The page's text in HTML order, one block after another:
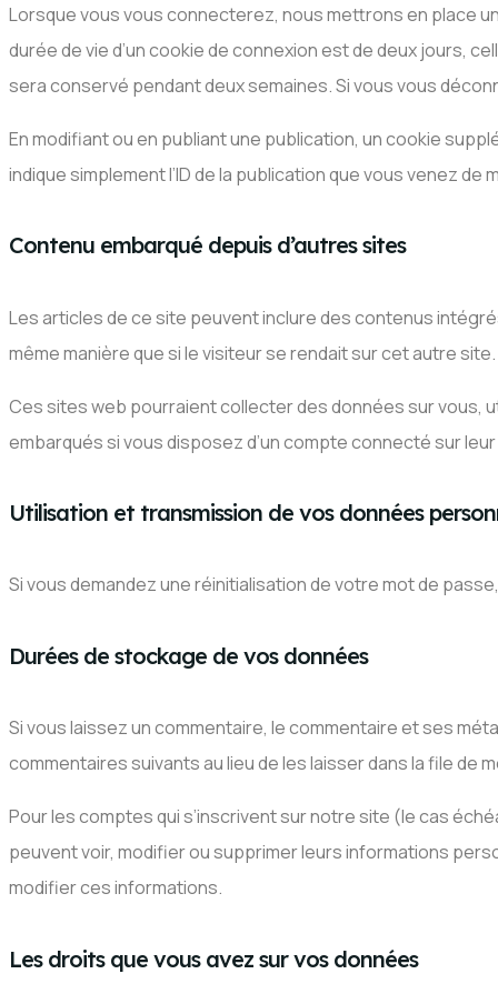
Lorsque vous vous connecterez, nous mettrons en place
durée de vie d’un cookie de connexion est de deux jours,
sera conservé pendant deux semaines. Si vous vous
En modifiant ou en publiant une publication, un cookie
indique simplement l’ID de la publication que vous venez de
Contenu embarqué depuis d’autres sites
Les articles de ce site peuvent inclure des contenus
même manière que si le visiteur se rendait sur cet autre site.
Ces sites web pourraient collecter des données sur vous,
embarqués si vous disposez d’un compte connecté sur
Utilisation et transmission de vos données
Si vous demandez une réinitialisation de votre mot de
Durées de stockage de vos données
Si vous laissez un commentaire, le commentaire et ses
commentaires suivants au lieu de les laisser dans la file de
Pour les comptes qui s’inscrivent sur notre site (le cas
peuvent voir, modifier ou supprimer leurs informations
modifier ces informations.
Les droits que vous avez sur vos données